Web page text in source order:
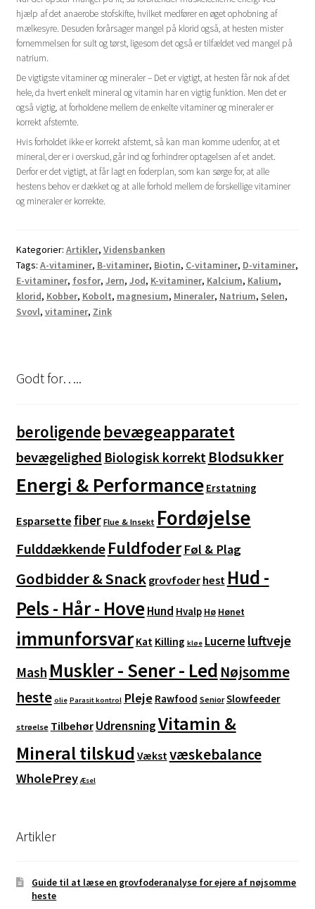
hjælp af det anaerobe stofskifte, hvilket medfører en øget ophobning af
mælkesyre. Desuden forårsager mangel på klorid også, at hesten mister
fornemmelsen for sult og tørst, ligesom det også er tilfældet ved mangel på
natrium.
De vigtigste vitaminer og mineraler – Det er vigtigt, at hesten får nok af det
hele, da hvert enkelt mineral og vitamin har en vigtig funktion. Men det er
også vigtig, at forholdene mellem de enkelte vitaminer og mineraler er
korrekt afstemte.
Hvis forholdet ikke er korrekt afstemt, så kan man komme udenfor, at et
mineral, der er i overskud, går ind og forhindrer optagelsen af et andet.
Derfor er det vigtigt, at får lagt en foderplan, som kan sørge for, at alle
hestens behov er dækket og at alle forhold mellem de forskellige vitaminer
og mineraler er korrekte.
Kategorier: Artikler, Vidensbanken
Tags: A-vitaminer, B-vitaminer, Biotin, C-vitaminer, D-vitaminer,
E-vitaminer, fosfor, Jern, Jod, K-vitaminer, Kalcium, Kalium,
klorid, Kobber, Kobolt, magnesium, Mineraler, Natrium, Selen,
Svovl, vitaminer, Zink
Godt for…..
beroligende bevægeapparatet
bevægelighed Biologisk korrekt Blodsukker
Energi & Performance Erstatning
Esparsette fiber Flue & Insekt Fordøjelse
Fulddækkende Fuldfoder Føl & Plag
Godbidder & Snack grovfoder hest Hud -
Pels - Hår - HoveHund Hvalp Hø Hønet
immunforsvar Kat Killing kløe Lucerne luftveje
Mash Muskler - Sener - Led Nøjsomme
heste olie Parasit kontrol Pleje Rawfood Senior Slowfeeder
strøelse Tilbehør UdrensningVitamin &
Mineral tilskud Vækst væskebalance
WholePrey Æsel
Artikler
Guide til at læse en grovfoderanalyse for ejere af nøjsomme
heste